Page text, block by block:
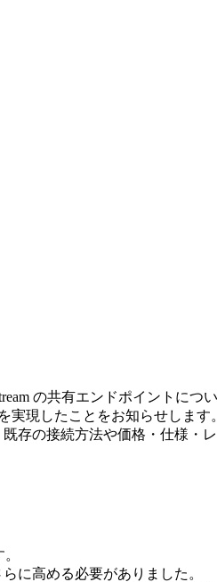
の共有エンドポイントにつ
実現したことをお知らせします。
存の接続方法や価格・仕様・
に高める必要がありました。